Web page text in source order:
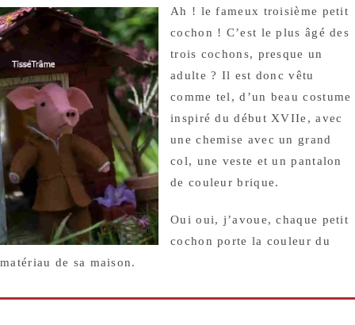
Ah ! le fameux troisième petit
cochon ! C’est le plus âgé des
trois cochons, presque un
adulte ? Il est donc vêtu
comme tel, d’un beau costume
inspiré du début XVIIe, avec
une chemise avec un grand
col, une veste et un pantalon
de couleur brique.
Oui oui, j’avoue, chaque petit
cochon porte la couleur du
matériau de sa maison.